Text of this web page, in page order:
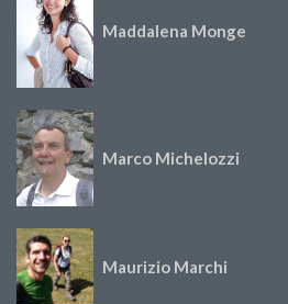
Maddalena Monge
Marco Michelozzi
Maurizio Marchi